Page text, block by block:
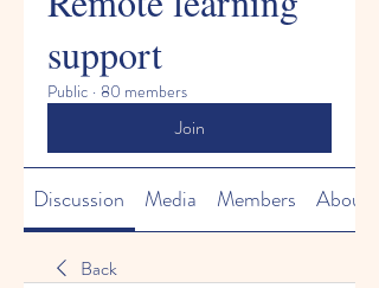
support
Public · 80 members
Join
Discussion Media Members About
Back